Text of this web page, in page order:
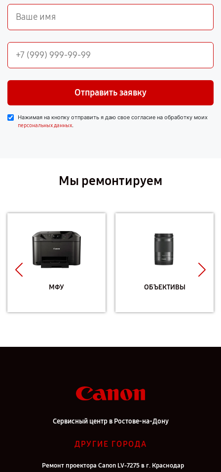
Отправить заявку
Нажимая на кнопку отправить я даю свое согласие на обработку моих
персональных данных.
Мы ремонтируем
МФУ ОБЪЕКТИВЫ
Сервисный центр в Ростове-на-Дону
ДРУГИЕ ГОРОДА
Ремонт проектора Canon LV-7275 в г. Краснодар